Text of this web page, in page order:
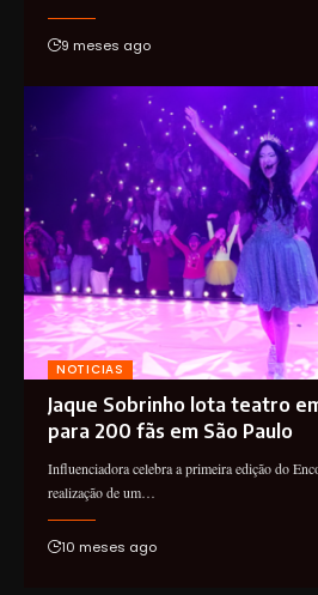
9 meses ago
NOTICIAS
Jaque Sobrinho lota teatro
para 200 fãs em São Paulo
Influenciadora celebra a primeira edição do
realização de um…
10 meses ago